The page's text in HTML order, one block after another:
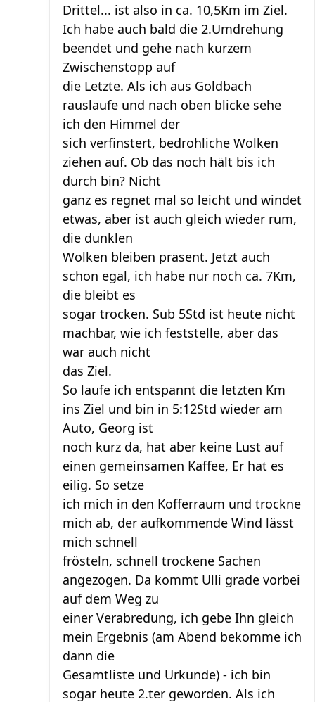
Drittel... ist also in ca. 10,5Km im Ziel.
Ich habe auch bald die 2.Umdrehung
beendet und gehe nach kurzem
Zwischenstopp auf
die Letzte. Als ich aus Goldbach
rauslaufe und nach oben blicke sehe
ich den Himmel der
sich verfinstert, bedrohliche Wolken
ziehen auf. Ob das noch hält bis ich
durch bin? Nicht
ganz es regnet mal so leicht und windet
etwas, aber ist auch gleich wieder rum,
die dunklen
Wolken bleiben präsent. Jetzt auch
schon egal, ich habe nur noch ca. 7Km,
die bleibt es
sogar trocken. Sub 5Std ist heute nicht
machbar, wie ich feststelle, aber das
war auch nicht
das Ziel.
So laufe ich entspannt die letzten Km
ins Ziel und bin in 5:12Std wieder am
Auto, Georg ist
noch kurz da, hat aber keine Lust auf
einen gemeinsamen Kaffee, Er hat es
eilig. So setze
ich mich in den Kofferraum und trockne
mich ab, der aufkommende Wind lässt
mich schnell
frösteln, schnell trockene Sachen
angezogen. Da kommt Ulli grade vorbei
auf dem Weg zu
einer Verabredung, ich gebe Ihn gleich
mein Ergebnis (am Abend bekomme ich
dann die
Gesamtliste und Urkunde) - ich bin
sogar heute 2.ter geworden. Als ich